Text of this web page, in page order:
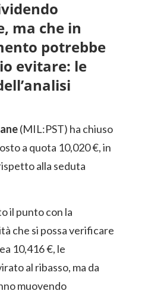
ma che in
potrebbe
evitare: le
(MIL:PST) ha chiuso
a quota 10,020 €, in
alla seduta
il punto con la
che si possa verificare
10,416 €, le
al ribasso, ma da
muovendo